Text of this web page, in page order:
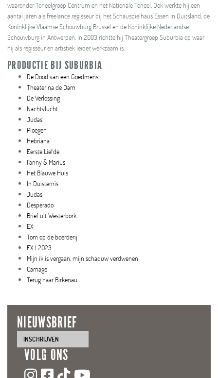
waaronder Toneelgroep Centrum en het Nationale Toneel. Ook werkte hij een
aantal jaren als freelance regisseur bij het Schauspielhaus Essen in Duitsland, de
Koninklijke Vlaamse Schouwburg Brussel en de Koninklijke Nederlandse
Schouwburg in Antwerpen. In 2003 richtte hij Theatergroep Suburbia op waar
hij als regisseur en artistiek leider werkzaam is.
PRODUCTIE BIJ SUBURBIA
De Dood van een Goedmens
Theater na de Dam
De Verlossing
Nachtvlucht
Judas
Ploegen
Hebriana
Eerste Liefde
Fanny & Marius
Het Blauwe Huis
In Duisternis
Judas
Desperado
Brief uit Westerbork
EX
Tom op de boerderij
EX | 2023
Mijn ik is vergaan, mijn schaduw verdwenen
Carnage
Terug naar Birkenau
NIEUWSBRIEF
INSCHRIJVEN
VOLG ONS